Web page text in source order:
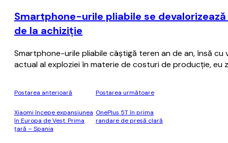
Smartphone-urile pliabile se
de la achiziţie
Smartphone-urile pliabile câştigă teren an de an, însă
actual al exploziei în materie de costuri de producţie,
Postarea anterioară
Xiaomi începe expansiunea
în Europa de Vest. Prima
țară – Spania
Postarea următoare
OnePlus 5T în prima
randare de presă clară